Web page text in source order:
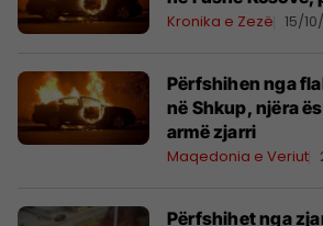
Kronika e Zezë 15/
Përfshihen nga
në Shkup, njëra
armë zjarri
Maqedonia e Veriut
Përfshihet nga